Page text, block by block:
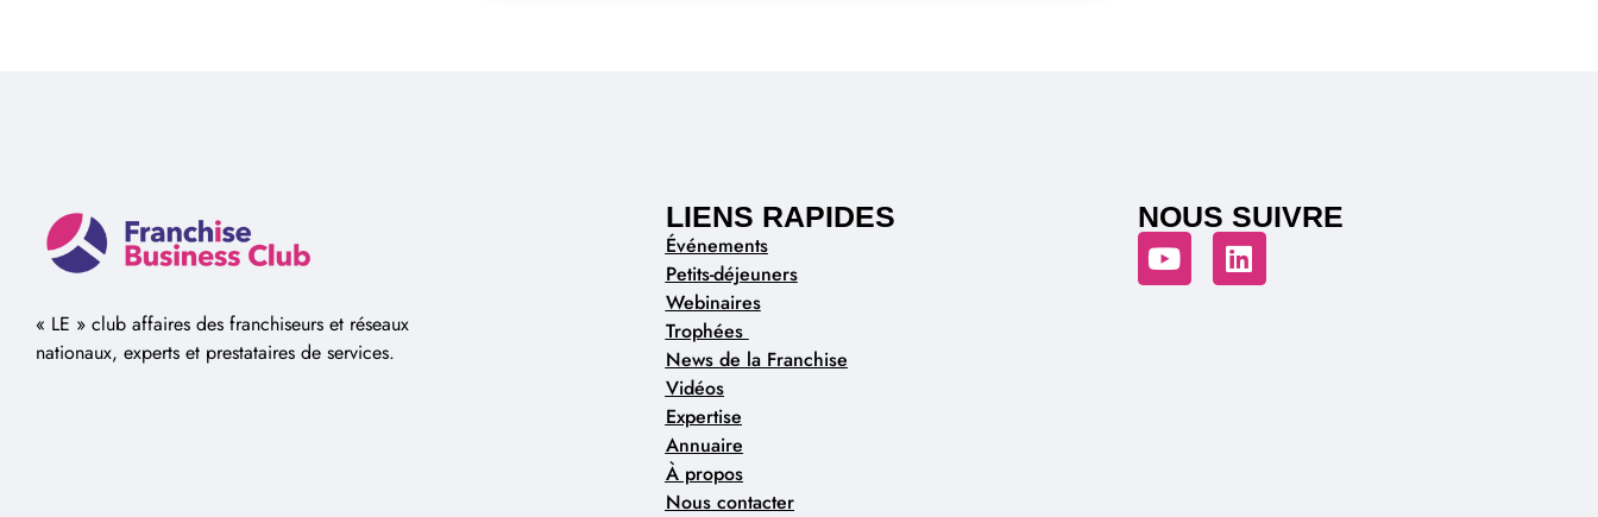
« LE » club affaires des franchiseurs et réseaux
nationaux, experts et prestataires de services.
LIENS RAPIDES
Événements
Petits-déjeuners
Webinaires
Trophées
News de la Franchise
Vidéos
Expertise
Annuaire
À propos
Nous contacter
NOUS SUIVRE